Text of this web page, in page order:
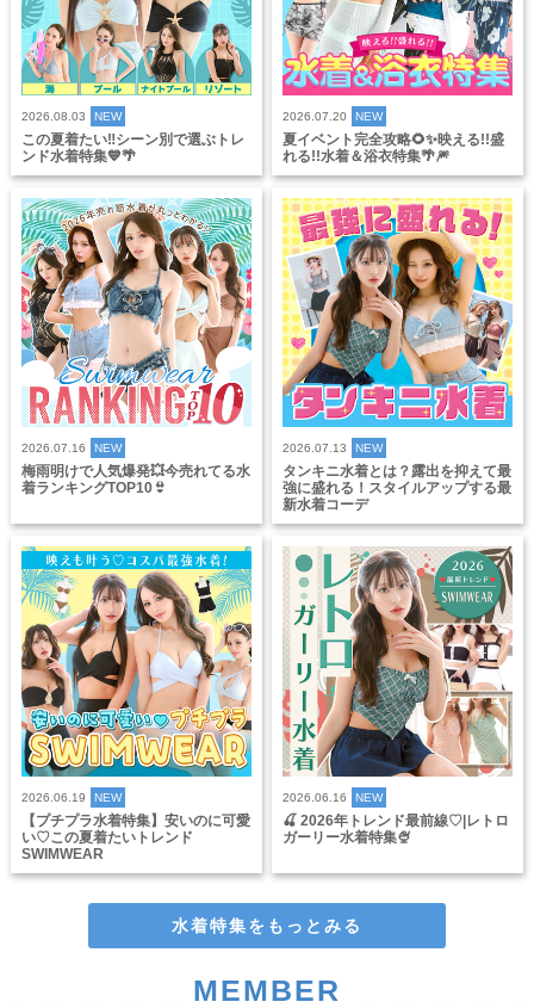
2026.08.03 NEW
この夏着たい‼️シーン別で選ぶトレ
ンド水着特集💙🌴
2026.07.20 NEW
夏イベント完全攻略🌻✨映える!!盛
れる!!水着＆浴衣特集🌴🎆
2026.07.16 NEW
梅雨明けで人気爆発💥今売れてる水
着ランキングTOP10👙
2026.07.13 NEW
タンキニ水着とは？露出を抑えて最
強に盛れる！スタイルアップする最
新水着コーデ
2026.06.19 NEW
【プチプラ水着特集】安いのに可愛
い♡この夏着たいトレンド
SWIMWEAR
2026.06.16 NEW
🍒 2026年トレンド最前線♡|レトロ
ガーリー水着特集🍨
水着特集をもっとみる
MEMBER